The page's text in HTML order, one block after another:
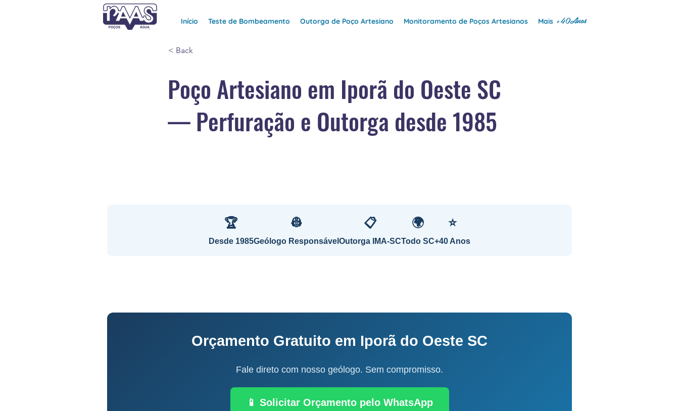
Início Teste de Bombeamento Outorga de Poço Artesiano Monitoramento de Poços Artesianos Mais +40Anos
< Back
Poço Artesiano em Iporã do Oeste SC
— Perfuração e Outorga desde 1985
🏆
Desde 1985
👷
Geólogo Responsável
📋
Outorga IMA-SC
🌍
Todo SC
⭐
+40 Anos
Orçamento Gratuito em Iporã do Oeste SC
Fale direto com nosso geólogo. Sem compromisso.
📱 Solicitar Orçamento pelo WhatsApp